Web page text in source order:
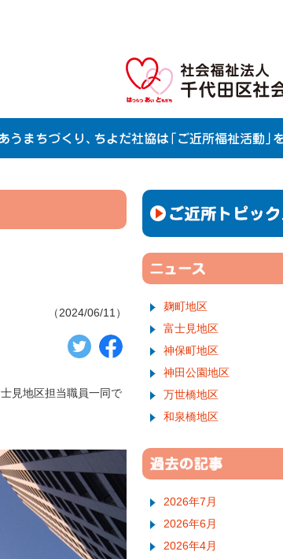
（2024/06/11）
見地区担当職員一同で
麹町地区
富士見地区
神保町地区
神田公園地区
万世橋地区
和泉橋地区
2026年7月
2026年6月
2026年4月